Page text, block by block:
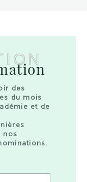
des
du mois
et de
nos